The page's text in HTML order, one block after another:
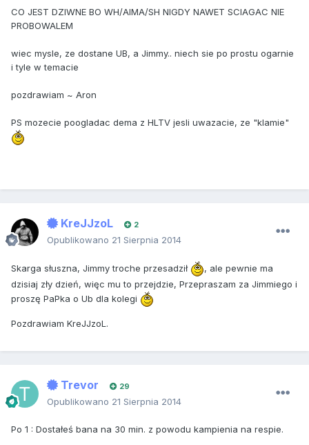
CO JEST DZIWNE BO WH/AIMA/SH NIGDY NAWET SCIAGAC NIE
PROBOWALEM
wiec mysle, ze dostane UB, a Jimmy.. niech sie po prostu ogarnie
i tyle w temacie
pozdrawiam ~ Aron
PS mozecie poogladac dema z HLTV jesli uwazacie, ze "klamie"
KreJJzoL 2
Opublikowano 21 Sierpnia 2014
Skarga słuszna, Jimmy troche przesadził
, ale pewnie ma
dzisiaj zły dzień, więc mu to przejdzie, Przepraszam za Jimmiego i
proszę PaPka o Ub dla kolegi
Pozdrawiam KreJJzoL.
Trevor 29
Opublikowano 21 Sierpnia 2014
Po 1 : Dostałeś bana na 30 min. z powodu kampienia na respie.